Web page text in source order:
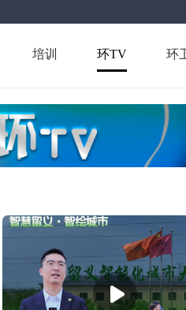
培训 环TV 环